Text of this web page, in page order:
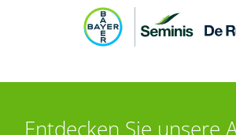
Entdecken Sie unsere